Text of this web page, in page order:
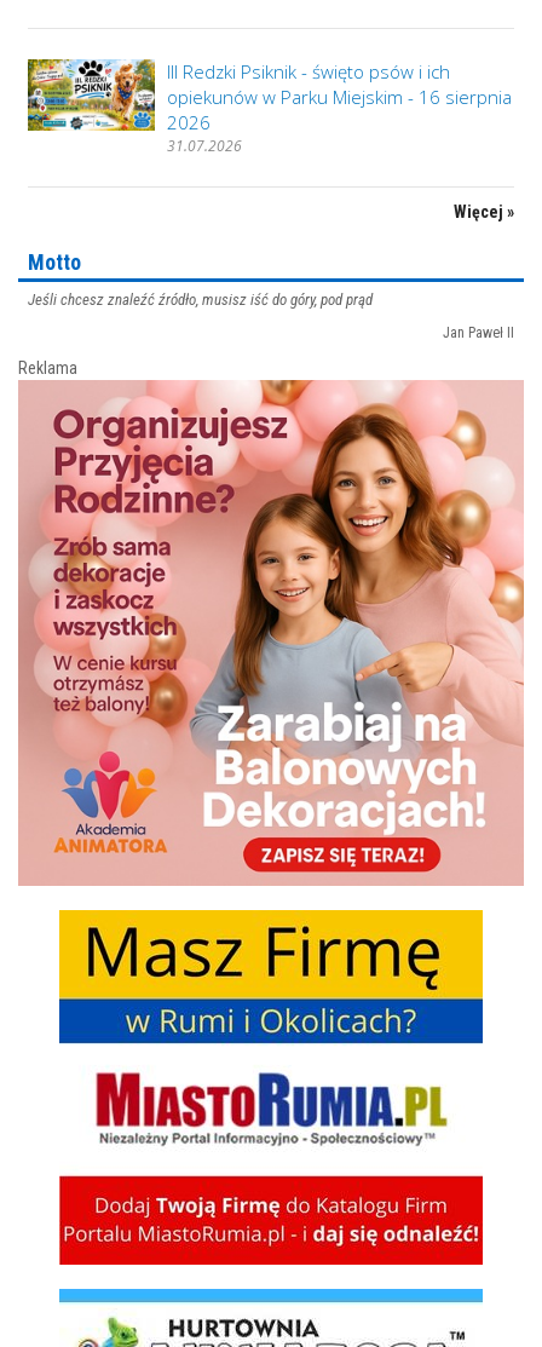
III Redzki Psiknik - święto psów i ich
opiekunów w Parku Miejskim - 16 sierpnia
2026
31.07.2026
Więcej »
Motto
Jeśli chcesz znaleźć źródło, musisz iść do góry, pod prąd
Jan Paweł II
Reklama